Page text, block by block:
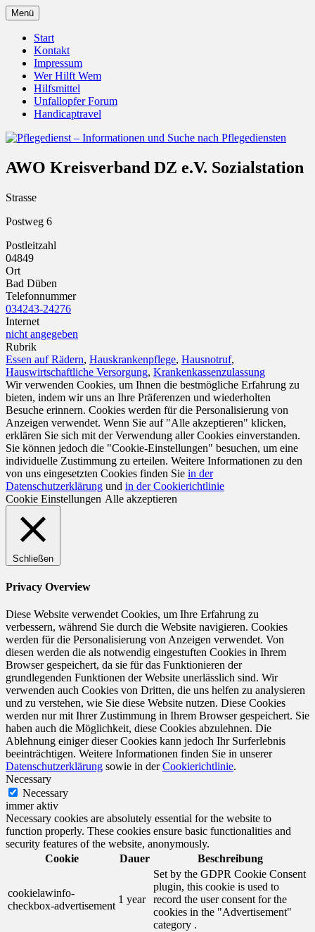
Zum
Inhalt
springen
Pflegedienst – Informationen
und Suche nach Pflegediensten
Unfallopfer – Hilfswerk
Menü
Start
Kontakt
Impressum
Wer Hilft Wem
Hilfsmittel
Unfallopfer Forum
Handicaptravel
AWO Kreisverband DZ e.V. Sozialstation
Strasse
Postweg 6
Postleitzahl
04849
Ort
Bad Düben
Telefonnummer
034243-24276
Internet
nicht angegeben
Rubrik
Essen auf Rädern, Hauskrankenpflege, Hausnotruf,
Hauswirtschaftliche Versorgung, Krankenkassenzulassung
Wir verwenden Cookies, um Ihnen die bestmögliche Erfahrung zu
bieten, indem wir uns an Ihre Präferenzen und wiederholten
Besuche erinnern. Cookies werden für die Personalisierung von
Anzeigen verwendet. Wenn Sie auf "Alle akzeptieren" klicken,
erklären Sie sich mit der Verwendung aller Cookies einverstanden.
Sie können jedoch die "Cookie-Einstellungen" besuchen, um eine
individuelle Zustimmung zu erteilen. Weitere Informationen zu den
von uns eingesetzten Cookies finden Sie in der
Datenschutzerklärung und in der Cookierichtlinie
Cookie Einstellungen Alle akzeptieren
Schließen
Privacy Overview
Diese Website verwendet Cookies, um Ihre Erfahrung zu
verbessern, während Sie durch die Website navigieren. Cookies
werden für die Personalisierung von Anzeigen verwendet. Von
diesen werden die als notwendig eingestuften Cookies in Ihrem
Browser gespeichert, da sie für das Funktionieren der
grundlegenden Funktionen der Website unerlässlich sind. Wir
verwenden auch Cookies von Dritten, die uns helfen zu analysieren
und zu verstehen, wie Sie diese Website nutzen. Diese Cookies
werden nur mit Ihrer Zustimmung in Ihrem Browser gespeichert. Sie
haben auch die Möglichkeit, diese Cookies abzulehnen. Die
Ablehnung einiger dieser Cookies kann jedoch Ihr Surferlebnis
beeinträchtigen. Weitere Informationen finden Sie in unserer
Datenschutzerklärung sowie in derCookierichtlinie.
Necessary
Necessary
immer aktiv
Necessary cookies are absolutely essential for the website to
function properly. These cookies ensure basic functionalities and
security features of the website, anonymously.
Cookie
Dauer Beschreibung
cookielawinfo-
checkbox-advertisement
1 year
Set by the GDPR Cookie Consent
plugin, this cookie is used to
record the user consent for the
cookies in the "Advertisement"
category .